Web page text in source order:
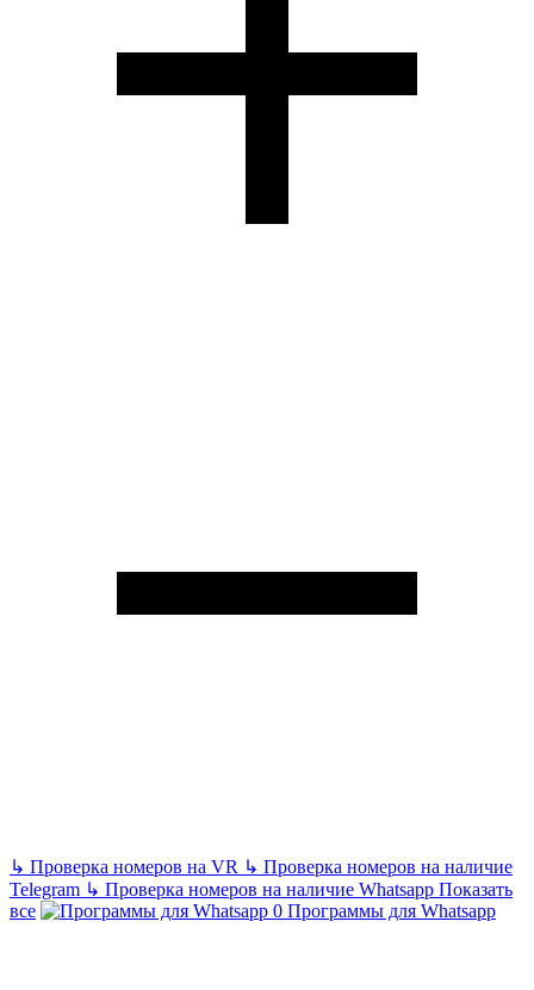
↳ Проверка номеров на VR ↳ Проверка номеров на наличие
Telegram ↳ Проверка номеров на наличие Whatsapp Показать
все
Программы для Whatsapp